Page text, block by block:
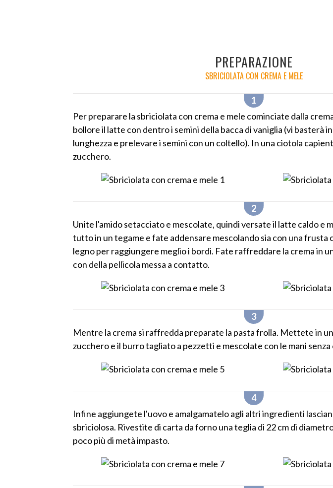
PREPARAZIONE
SBRICIOLATA CON CREMA E MELE
Per preparare la sbriciolata con crema e mele cominciate dalla
bollore il latte con dentro i semini della bacca di vaniglia (vi basterà
lunghezza e prelevare i semini con un coltello). In una ciotola
zucchero.
Unite l'amido setacciato e mescolate, quindi versate il latte caldo e
tutto in un tegame e fate addensare mescolando sia con una frusta
legno per raggiungere meglio i bordi. Fate raffreddare la crema in
con della pellicola messa a contatto.
Mentre la crema si raffredda preparate la pasta frolla. Mettete in
zucchero e il burro tagliato a pezzetti e mescolate con le mani
Infine aggiungete l'uovo e amalgamatelo agli altri ingredienti
sbriciolosa. Rivestite di carta da forno una teglia di 22 cm di
poco più di metà impasto.